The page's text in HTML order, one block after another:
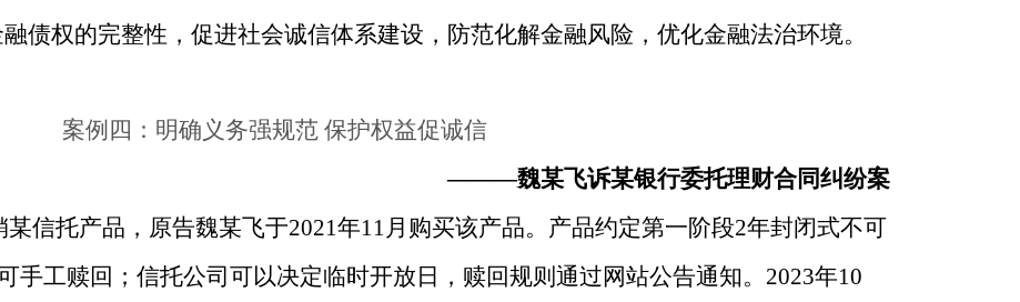
债权的完整性，促进社会诚信体系建设，防范化解金融风险，优化金融法治环境。
案例四：明确义务强规范 保护权益促诚信
———魏某飞诉某银行委托理财合同纠纷案
某信托产品，原告魏某飞于2021年11月购买该产品。产品约定第一阶段2年封闭式不可
手工赎回；信托公司可以决定临时开放日，赎回规则通过网站公告通知。2023年10